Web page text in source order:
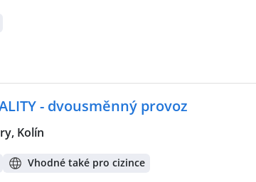
- dvousměnný provoz
Kolín
Vhodné také pro cizince